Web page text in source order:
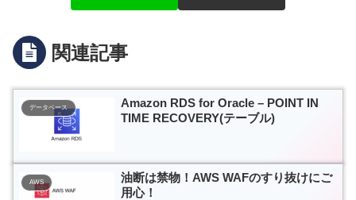
関連記事
データベース
Amazon RDS for Oracle – POINT IN
TIME RECOVERY(テーブル)
AWS
油断は禁物！AWS WAFのすり抜けにご
用心！